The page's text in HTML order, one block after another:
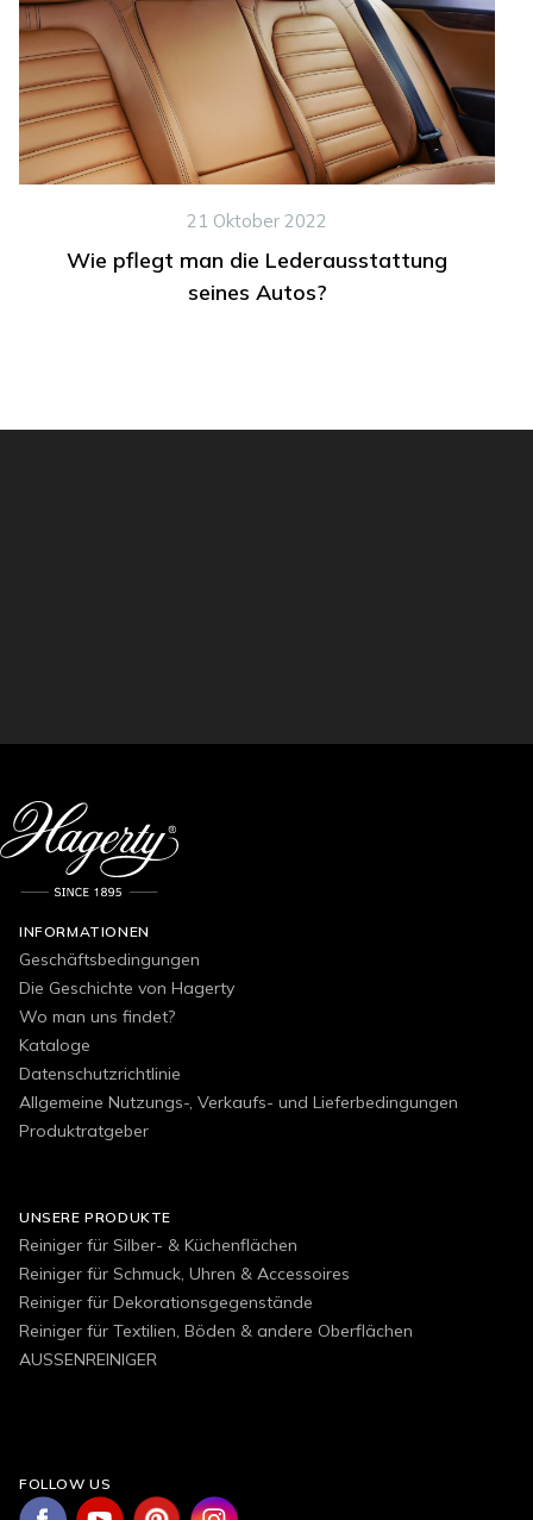
21 Oktober 2022
Wie pflegt man die Lederausstattung
seines Autos?
INFORMATIONEN
Geschäftsbedingungen
Die Geschichte von Hagerty
Wo man uns findet?
Kataloge
Datenschutzrichtlinie
Allgemeine Nutzungs-, Verkaufs- und Lieferbedingungen
Produktratgeber
UNSERE PRODUKTE
Reiniger für Silber- & Küchenflächen
Reiniger für Schmuck, Uhren & Accessoires
Reiniger für Dekorationsgegenstände
Reiniger für Textilien, Böden & andere Oberflächen
AUSSENREINIGER
FOLLOW US